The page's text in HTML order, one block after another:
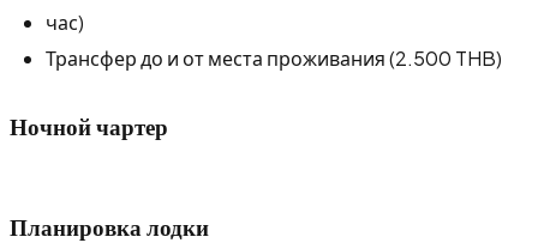
час)
Трансфер до и от места проживания (2.500 THB)
Ночной чартер
Планировка лодки